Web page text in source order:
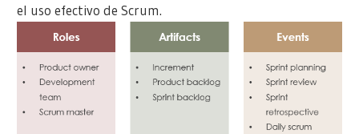
el uso efectivo de Scrum.